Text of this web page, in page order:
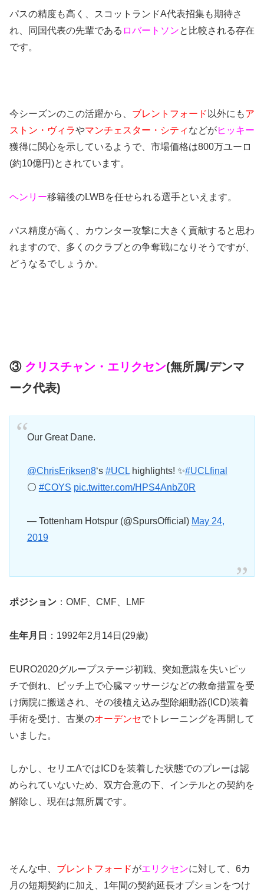
パスの精度も高く、スコットランドA代表招集も期待さ
れ、同国代表の先輩である ロバートソンと比較される存在
です。
今シーズンのこの活躍から、 ブレントフォード 以外にもア
ストン・ヴィラやマンチェスター・シティ などがヒッキー
獲得に関心を示しているようで、市場価格は800万ユーロ
(約10億円)とされています。
ヘンリー移籍後のLWBを任せられる選手といえます。
パス精度が高く、カウンター攻撃に大きく貢献すると思わ
れますので、多くのクラブとの争奪戦になりそうですが、
どうなるでしょうか。
③ クリスチャン・エリクセン(無所属/デンマ
ーク代表)
Our Great Dane.
@ChrisEriksen8‘s #UCLhighlights! ✨#UCLfinal
⚪️ #COYS pic.twitter.com/HPS4AnbZ0R
— Tottenham Hotspur (@SpursOfficial) May 24,
2019
ポジション ：OMF、CMF、LMF
生年月日 ：1992年2月14日(29歳)
EURO2020グループステージ初戦、突如意識を失いピッ
チで倒れ、ピッチ上で心臓マッサージなどの救命措置を受
け病院に搬送され、その後植え込み型除細動器(ICD)装着
手術を受け、古巣のオーデンセでトレーニングを再開して
いました。
しかし、セリエAではICDを装着した状態でのプレーは認
められていないため、双方合意の下、インテルとの契約を
解除し、現在は無所属です。
そんな中、 ブレントフォードがエリクセンに対して、6カ
月の短期契約に加え、1年間の契約延長オプションをつけ